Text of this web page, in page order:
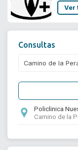
Ver
Consultas
Policlinica
Camino de la